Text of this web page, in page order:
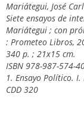
Mariátegui, José
Siete ensayos de
Mariátegui ; con
: Prometeo Libros,
340 p. ; 21x15 cm.
ISBN 978-987-574-
1. Ensayo Político.
CDD 320